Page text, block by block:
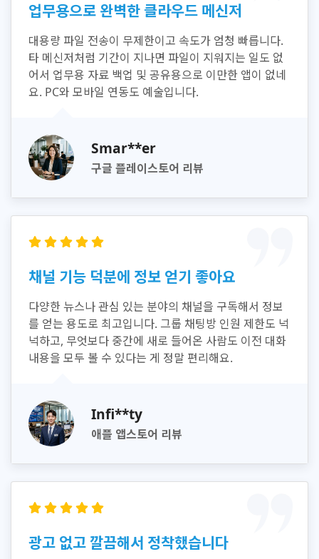
업무용으로 완벽한 클라우드 메신저
대용량 파일 전송이 무제한이고 속도가 엄청 빠릅니다.
타 메신저처럼 기간이 지나면 파일이 지워지는 일도 없
어서 업무용 자료 백업 및 공유용으로 이만한 앱이 없네
요. PC와 모바일 연동도 예술입니다.
Smar**er
구글 플레이스토어 리뷰
채널 기능 덕분에 정보 얻기 좋아요
다양한 뉴스나 관심 있는 분야의 채널을 구독해서 정보
를 얻는 용도로 최고입니다. 그룹 채팅방 인원 제한도 넉
넉하고, 무엇보다 중간에 새로 들어온 사람도 이전 대화
내용을 모두 볼 수 있다는 게 정말 편리해요.
Infi**ty
애플 앱스토어 리뷰
광고 없고 깔끔해서 정착했습니다